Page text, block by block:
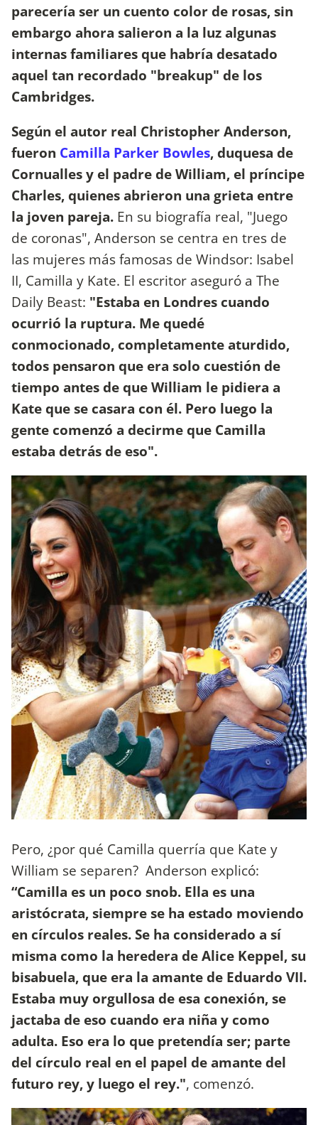
parecería ser un cuento color de rosas, sin
embargo ahora salieron a la luz algunas
internas familiares que habría desatado
aquel tan recordado "breakup" de los
Cambridges.
Según el autor real Christopher Anderson,
fueron Camilla Parker Bowles, duquesa de
Cornualles y el padre de William, el príncipe
Charles, quienes abrieron una grieta entre
la joven pareja. En su biografía real, "Juego
de coronas", Anderson se centra en tres de
las mujeres más famosas de Windsor: Isabel
II, Camilla y Kate. El escritor aseguró a The
Daily Beast: "Estaba en Londres cuando
ocurrió la ruptura. Me quedé
conmocionado, completamente aturdido,
todos pensaron que era solo cuestión de
tiempo antes de que William le pidiera a
Kate que se casara con él. Pero luego la
gente comenzó a decirme que Camilla
estaba detrás de eso".
Pero, ¿por qué Camilla querría que Kate y
William se separen? Anderson explicó:
“Camilla es un poco snob. Ella es una
aristócrata, siempre se ha estado moviendo
en círculos reales. Se ha considerado a sí
misma como la heredera de Alice Keppel, su
bisabuela, que era la amante de Eduardo VII.
Estaba muy orgullosa de esa conexión, se
jactaba de eso cuando era niña y como
adulta. Eso era lo que pretendía ser; parte
del círculo real en el papel de amante del
futuro rey, y luego el rey.", comenzó.